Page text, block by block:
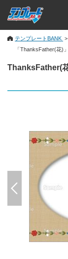
テンプレートBANK
「ThanksFather(花)
ThanksFather(